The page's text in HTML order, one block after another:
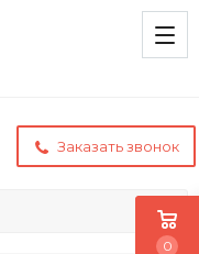
Заказать звонок
0